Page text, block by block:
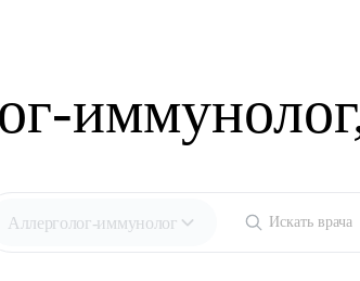
Аллерголог-иммунолог